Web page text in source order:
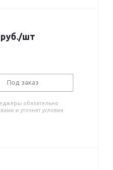
руб./шт
Под заказ
обязательно
вами и уточнят условия